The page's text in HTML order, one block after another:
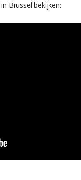
Brussel bekijken: